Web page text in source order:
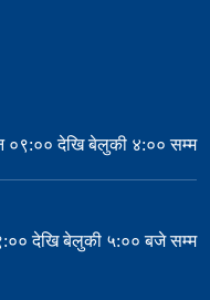
०९:०० देखि बेलुकी ४:०० सम्म
देखि बेलुकी ५:०० बजे सम्म